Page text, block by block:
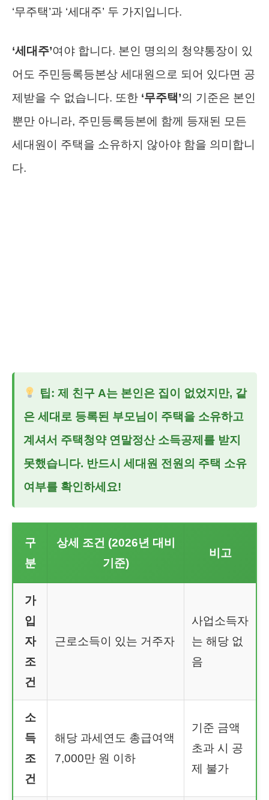
‘무주택’과 ‘세대주’ 두 가지입니다.
‘세대주’여야 합니다. 본인 명의의 청약통장이 있
어도 주민등록등본상 세대원으로 되어 있다면 공
제받을 수 없습니다. 또한 ‘무주택’의 기준은 본인
뿐만 아니라, 주민등록등본에 함께 등재된 모든
세대원이 주택을 소유하지 않아야 함을 의미합니
다.
팁: 제 친구 A는 본인은 집이 없었지만, 같
은 세대로 등록된 부모님이 주택을 소유하고
계셔서 주택청약 연말정산 소득공제 를 받지
못했습니다. 반드시 세대원 전원의 주택 소유
여부를 확인하세요!
구
분
상세 조건 (2026년 대비
기준)
비고
가
입
자
조
건
근로소득이 있는 거주자
사업소득자
는 해당 없
음
소
득
조
건
해당 과세연도 총급여액
7,000만 원 이하
기준 금액
초과 시 공
제 불가